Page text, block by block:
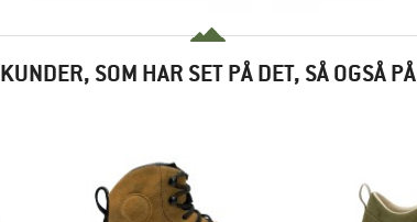
KUNDER, SOM HAR SET PÅ DET, SÅ OGSÅ PÅ